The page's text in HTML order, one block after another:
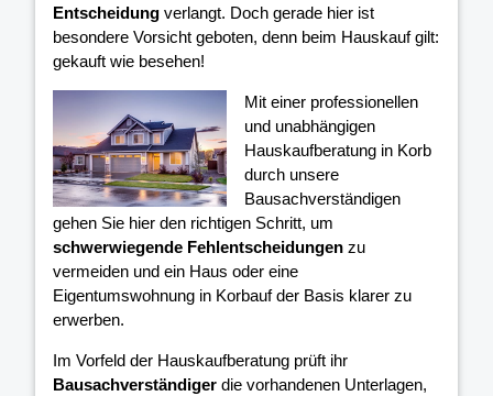
Entscheidung verlangt. Doch gerade hier ist
besondere Vorsicht geboten, denn beim Hauskauf gilt:
gekauft wie besehen!
Mit einer professionellen
und unabhängigen
Hauskaufberatung in Korb
durch unsere
Bausachverständigen
gehen Sie hier den richtigen Schritt, um
schwerwiegende Fehlentscheidungen zu
vermeiden und ein Haus oder eine
Eigentumswohnung in Korbauf der Basis klarer zu
erwerben.
Im Vorfeld der Hauskaufberatung prüft ihr
Bausachverständiger die vorhandenen Unterlagen,